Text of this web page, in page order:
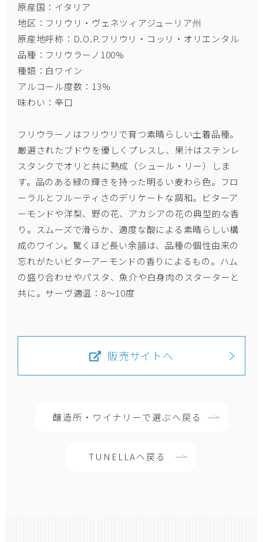
原産国：イタリア
地区：フリウリ・ヴェネツィアジューリア州
原産地呼称：D.O.P.フリウリ・コッリ・オリエンタル
品種：フリウラーノ100%
種類：白ワイン
アルコール度数：13%
味わい：辛口
フリウラーノはフリウリで育つ素晴らしい土着品種。
厳選されたブドウを優しくプレスし、果汁はステンレ
スタンクでオリと共に熟成（シュール・リー）しま
す。品のある緑の輝きを持った明るい麦わら色。フロ
ーラルとフルーティさのデリケートな調和。ビターア
ーモンドや洋梨、野の花、アカシアの花の典型的な香
り。スムーズで滑らか、適度な酸による素晴らしい構
成のワイン。驚くほど長い余韻は、品種の個性由来の
忘れがたいビターアーモンドの香りによるもの。ハム
の盛り合わせやパスタ、魚介や白身肉のスターターと
共に。サーヴ適温：8～10度
販売サイトへ
醸造所・ワイナリーで選ぶへ戻る
TUNELLAへ戻る